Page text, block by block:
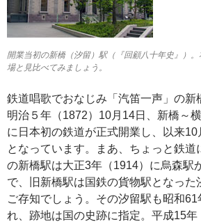
開業当初の新橋（汐留）駅（『回顧八十年史』）
場と見比べてみましょう。
鉄道唱歌でおなじみ「汽笛一声」の新
明治５年（1872）10月14日、新橋～
に日本初の鉄道が正式開業し、以来10
となっています。まあ、ちょっと鉄道
の新橋駅は大正3年（1914）に烏森駅
で、旧新橋駅は国鉄の貨物駅となった
ご存知でしょう。その汐留駅も昭和61
れ、跡地は国の史跡に指定。平成15